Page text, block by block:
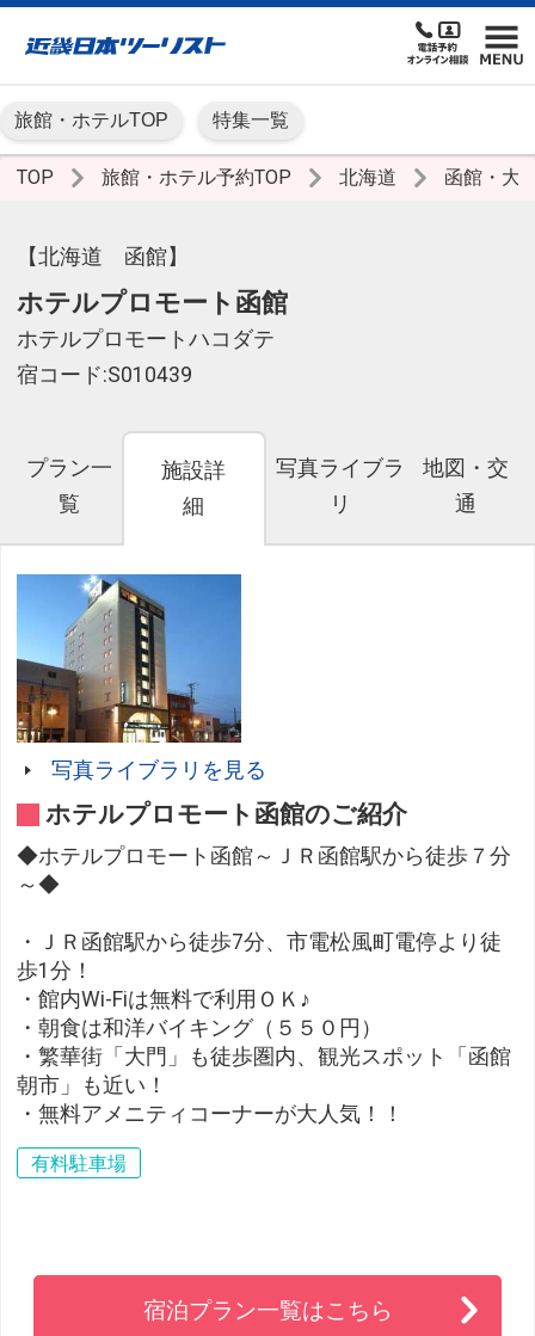
旅館・ホテルTOP 特集一覧
TOP 旅館・ホテル予約TOP 北海道 函館・大
【北海道 函館】
ホテルプロモート函館
ホテルプロモートハコダテ
宿コード:S010439
プラン一
覧
施設詳
細
写真ライブラ
リ
地図・交
通
写真ライブラリを見る
ホテルプロモート函館のご紹介
◆ホテルプロモート函館～ＪＲ函館駅から徒歩７分
～◆
・ＪＲ函館駅から徒歩7分、市電松風町電停より徒
歩1分！
・館内Wi-Fiは無料で利用ＯＫ♪
・朝食は和洋バイキング（５５０円）
・繁華街「大門」も徒歩圏内、観光スポット「函館
朝市」も近い！
・無料アメニティコーナーが大人気！！
有料駐車場
宿泊プラン一覧はこちら